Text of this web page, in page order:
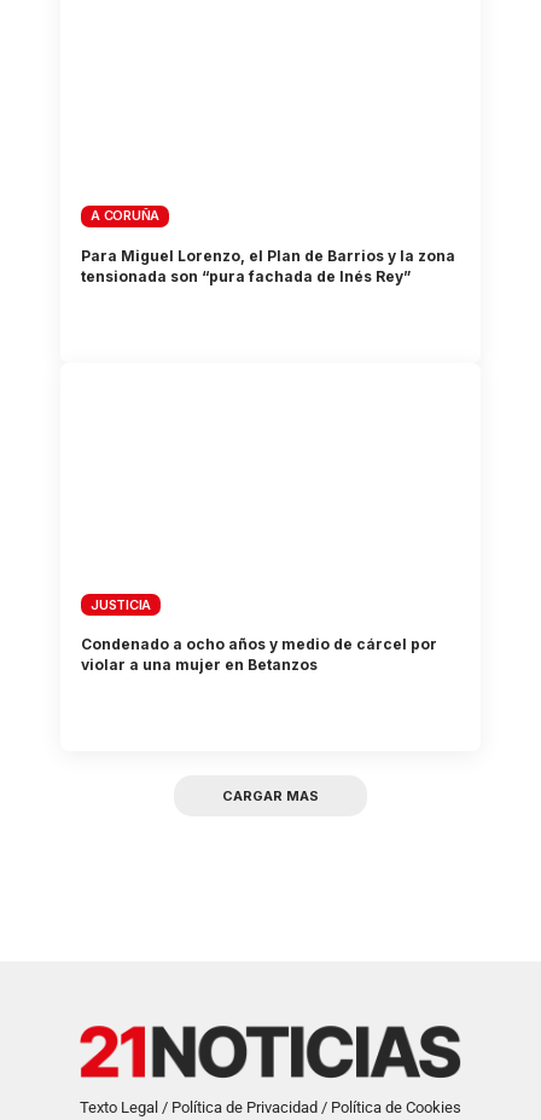
A CORUÑA
Para Miguel Lorenzo, el Plan de Barrios y la zona
tensionada son “pura fachada de Inés Rey”
JUSTICIA
Condenado a ocho años y medio de cárcel por
violar a una mujer en Betanzos
CARGAR MAS
Texto Legal / Política de Privacidad / Política de Cookies